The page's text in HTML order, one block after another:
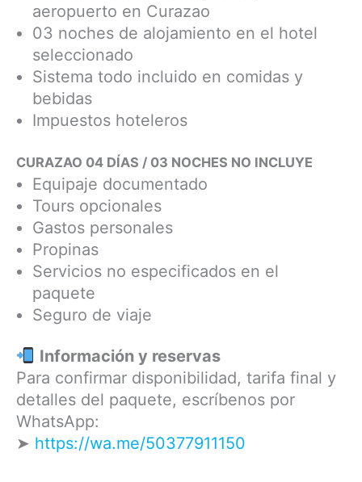
aeropuerto en Curazao
03 noches de alojamiento en el hotel
seleccionado
Sistema todo incluido en comidas y
bebidas
Impuestos hoteleros
CURAZAO 04 DÍAS / 03 NOCHES NO INCLUYE
Equipaje documentado
Tours opcionales
Gastos personales
Propinas
Servicios no especificados en el
paquete
Seguro de viaje
Información y reservas
Para confirmar disponibilidad, tarifa final y
detalles del paquete, escríbenos por
WhatsApp:
➤ https://wa.me/50377911150